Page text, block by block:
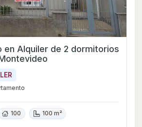
en Alquiler de 2 dormitorios
100 100 m²